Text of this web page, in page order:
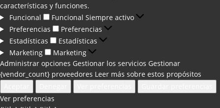
características y funciones.
Funcional
Funcional Siempre activo
Preferencias
Preferencias
Estadísticas
Estadísticas
Marketing
Marketing
Administrar opciones Gestionar los servicios Gestionar
{vendor_count} proveedores Leer más sobre estos propósitos
Ver preferencias